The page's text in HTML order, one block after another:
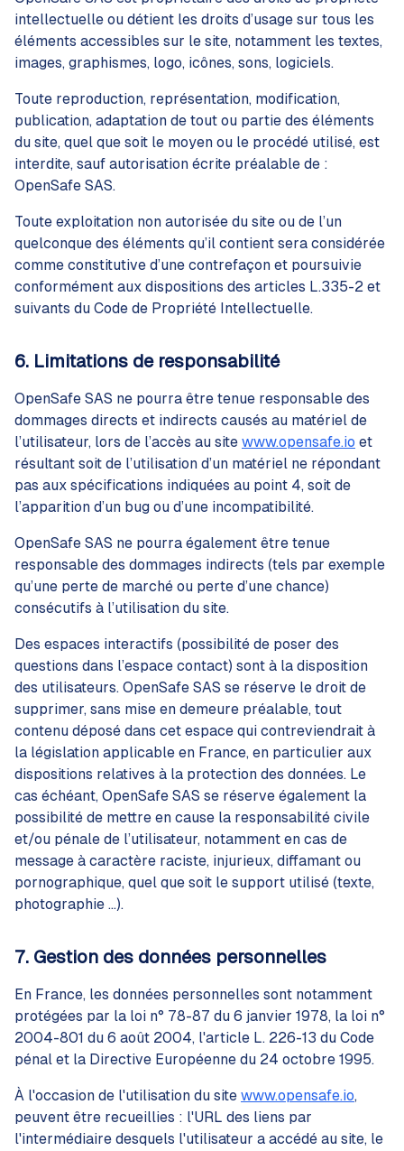
intellectuelle ou détient les droits d’usage sur tous les
éléments accessibles sur le site, notamment les textes,
images, graphismes, logo, icônes, sons, logiciels.
Toute reproduction, représentation, modification,
publication, adaptation de tout ou partie des éléments
du site, quel que soit le moyen ou le procédé utilisé, est
interdite, sauf autorisation écrite préalable de :
OpenSafe SAS.
Toute exploitation non autorisée du site ou de l’un
quelconque des éléments qu’il contient sera considérée
comme constitutive d’une contrefaçon et poursuivie
conformément aux dispositions des articles L.335-2 et
suivants du Code de Propriété Intellectuelle.
6. Limitations de responsabilité
OpenSafe SAS ne pourra être tenue responsable des
dommages directs et indirects causés au matériel de
l’utilisateur, lors de l’accès au site www.opensafe.io et
résultant soit de l’utilisation d’un matériel ne répondant
pas aux spécifications indiquées au point 4, soit de
l’apparition d’un bug ou d’une incompatibilité.
OpenSafe SAS ne pourra également être tenue
responsable des dommages indirects (tels par exemple
qu’une perte de marché ou perte d’une chance)
consécutifs à l’utilisation du site.
Des espaces interactifs (possibilité de poser des
questions dans l’espace contact) sont à la disposition
des utilisateurs. OpenSafe SAS se réserve le droit de
supprimer, sans mise en demeure préalable, tout
contenu déposé dans cet espace qui contreviendrait à
la législation applicable en France, en particulier aux
dispositions relatives à la protection des données. Le
cas échéant, OpenSafe SAS se réserve également la
possibilité de mettre en cause la responsabilité civile
et/ou pénale de l’utilisateur, notamment en cas de
message à caractère raciste, injurieux, diffamant ou
pornographique, quel que soit le support utilisé (texte,
photographie ...).
7. Gestion des données personnelles
En France, les données personnelles sont notamment
protégées par la loi n° 78-87 du 6 janvier 1978, la loi n°
2004-801 du 6 août 2004, l'article L. 226-13 du Code
pénal et la Directive Européenne du 24 octobre 1995.
À l'occasion de l'utilisation du site www.opensafe.io,
peuvent être recueillies : l'URL des liens par
l'intermédiaire desquels l'utilisateur a accédé au site, le